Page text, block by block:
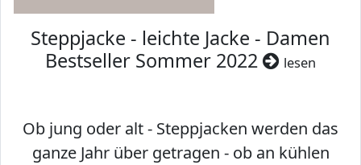
Steppjacke - leichte Jacke - Damen
Bestseller Sommer 2022
lesen
Ob jung oder alt - Steppjacken werden das
ganze Jahr über getragen - ob an kühlen